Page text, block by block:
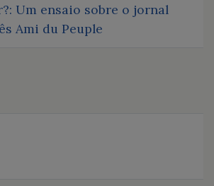
Um ensaio sobre o jornal
Ami du Peuple